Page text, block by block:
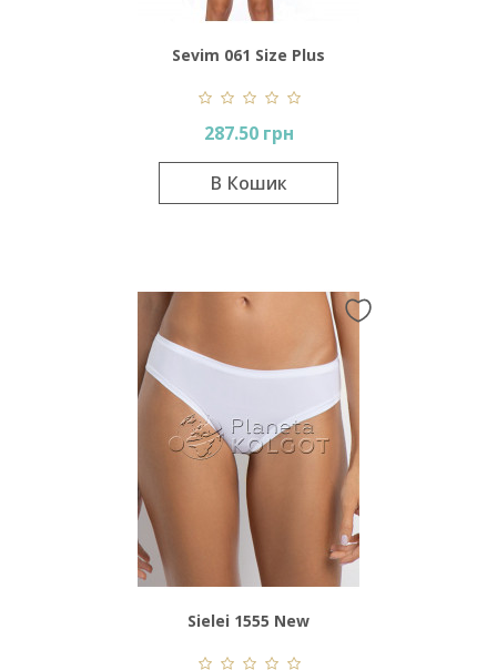
Sevim 061 Size Plus
287.50 грн
В Кошик
Sielei 1555 New